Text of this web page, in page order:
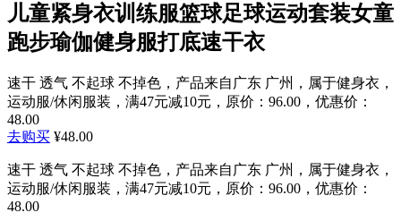
儿童紧身衣训练服篮球足球运动套装女童
跑步瑜伽健身服打底速干衣
速干 透气 不起球 不掉色，产品来自广东 广州，属于健身衣，
运动服/休闲服装，满47元减10元，原价：96.00，优惠价：
48.00
去购买 ¥48.00
速干 透气 不起球 不掉色，产品来自广东 广州，属于健身衣，
运动服/休闲服装，满47元减10元，原价：96.00，优惠价：
48.00